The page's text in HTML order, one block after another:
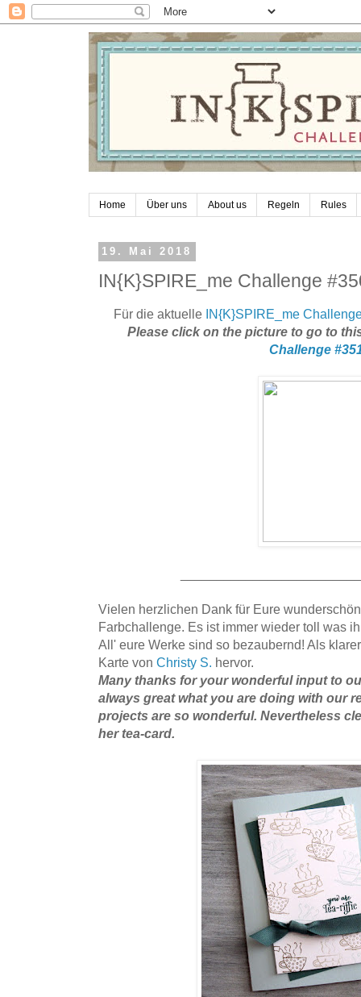
Home Über uns About us Regeln Rules
19. Mai 2018
IN{K}SPIRE_me Challenge
Für die aktuelle IN{K}SPIRE_me
Please click on the picture to go to
Challenge
Vielen herzlichen Dank für Eure
Farbchallenge. Es ist immer wieder toll was
All' eure Werke sind so bezaubernd! Als
Karte von Christy S. hervor.
Many thanks for your wonderful input to
always great what you are doing with our
projects are so wonderful. Nevertheless
her tea-card.